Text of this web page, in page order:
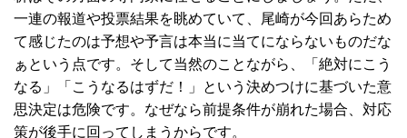
一連の報道や投票結果を眺めていて、尾崎が今回あらため
て感じたのは予想や予言は本当に当てにならないものだな
ぁという点です。そして当然のことながら、「絶対にこう
なる」「こうなるはずだ！」という決めつけに基づいた意
思決定は危険です。なぜなら前提条件が崩れた場合、対応
策が後手に回ってしまうからです。